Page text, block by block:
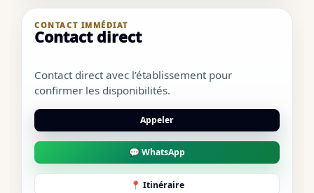
CONTACT IMMÉDIAT
Contact direct
Contact direct avec l’établissement pour
confirmer les disponibilités.
Appeler
💬 WhatsApp
📍 Itinéraire